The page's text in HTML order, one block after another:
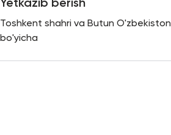
Yetkazib berish
Toshkent shahri va Butun O'zbekiston
bo'yicha